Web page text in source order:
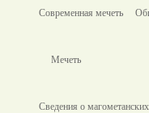
Современная мечеть
Мечеть
Сведения о